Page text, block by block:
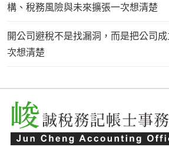
構、稅務風險與未來擴張一次想清楚
開公司避稅不是找漏洞，而是把公司
次想清楚